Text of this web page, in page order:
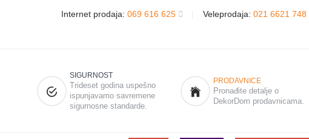
Internet prodaja: 069 616 625 Veleprodaja: 021 6621 748
SIGURNOST
Trideset godina uspešno
ispunjavamo savremene
sigurnosne standarde.
PRODAVNICE
Pronađite detalje o
DekorDom prodavnicama.